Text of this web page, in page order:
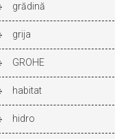
grădină
grija
GROHE
habitat
hidro